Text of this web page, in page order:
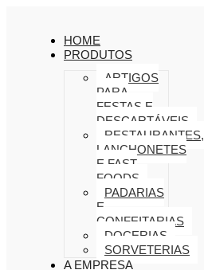
HOME
PRODUTOS
ARTIGOS
PARA
FESTAS E
DESCARTÁVEIS
RESTAURANTES,
LANCHONETES
E FAST
FOODS
PADARIAS
E
CONFEITARIAS
DOCERIAS
SORVETERIAS
A EMPRESA